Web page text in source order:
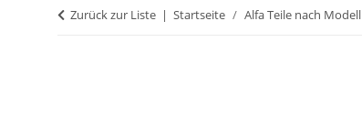
Zurück zur Liste Startseite Alfa Teile nach Modell